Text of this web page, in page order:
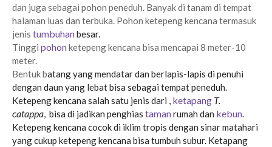
dan juga sebagai pohon peneduh. Banyak di tanam di tempat
halaman luas dan terbuka. Pohon ketepeng kencana termasuk
jenis tumbuhanbesar.
Tinggi pohonketepeng kencana bisa mencapai 8 meter-10
meter.
Bentuk batang yang mendatar dan berlapis-lapis di penuhi
dengan daun yang lebat bisa sebagai tempat peneduh.
Ketepeng kencana salah satu jenis dari , ketapang T.
catappa, bisa di jadikan penghias tamanrumah dan kebun.
Ketepeng kencana cocok di iklim tropis dengan sinar matahari
yang cukup ketepeng kencana bisa tumbuh subur. Ketapang